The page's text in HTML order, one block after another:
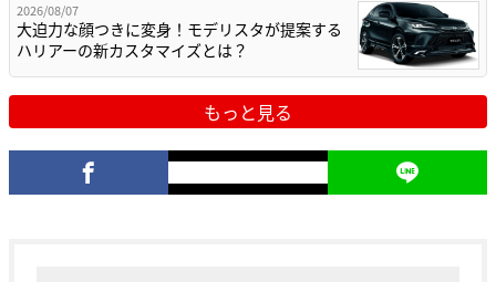
2026/08/07
大迫力な顔つきに変身！モデリスタが提案する
ハリアーの新カスタマイズとは？
もっと見る